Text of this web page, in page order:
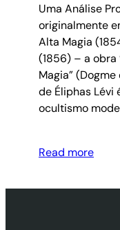
Uma Análise
originalmente
Alta Magia
(1856) – a obra
Magia”
de Éliphas Lévi
ocultismo
Read more